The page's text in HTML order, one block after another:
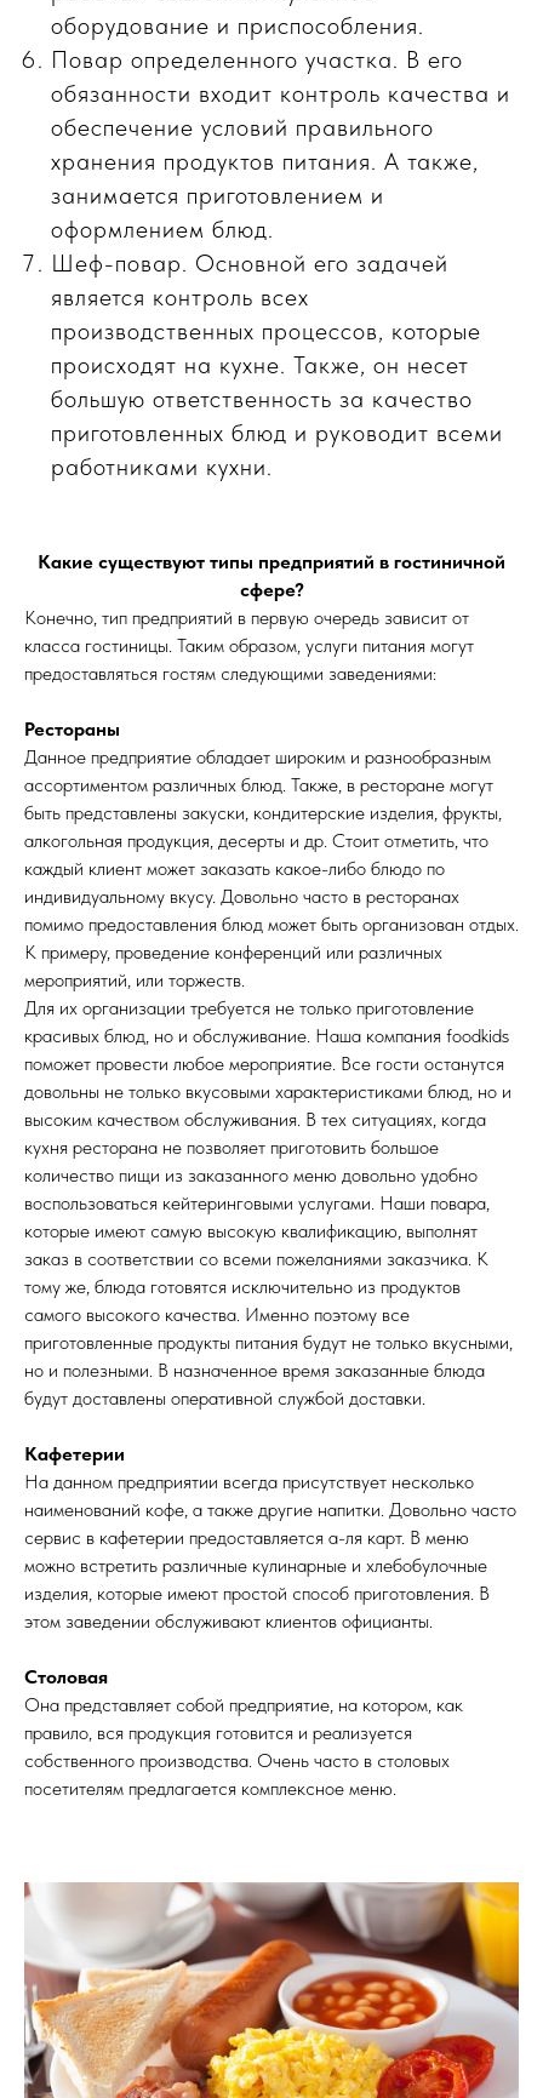
оборудование и приспособления.
Повар определенного участка. В его
обязанности входит контроль качества и
обеспечение условий правильного
хранения продуктов питания. А также,
занимается приготовлением и
оформлением блюд.
Шеф-повар. Основной его задачей
является контроль всех
производственных процессов, которые
происходят на кухне. Также, он несет
большую ответственность за качество
приготовленных блюд и руководит всеми
работниками кухни.
Какие существуют типы предприятий в гостиничной
сфере?
Конечно, тип предприятий в первую очередь зависит от
класса гостиницы. Таким образом, услуги питания могут
предоставляться гостям следующими заведениями:
Рестораны
Данное предприятие обладает широким и разнообразным
ассортиментом различных блюд. Также, в ресторане могут
быть представлены закуски, кондитерские изделия, фрукты,
алкогольная продукция, десерты и др. Стоит отметить, что
каждый клиент может заказать какое-либо блюдо по
индивидуальному вкусу. Довольно часто в ресторанах
помимо предоставления блюд может быть организован отдых.
К примеру, проведение конференций или различных
мероприятий, или торжеств.
Для их организации требуется не только приготовление
красивых блюд, но и обслуживание. Наша компания foodkids
поможет провести любое мероприятие. Все гости останутся
довольны не только вкусовыми характеристиками блюд, но и
высоким качеством обслуживания. В тех ситуациях, когда
кухня ресторана не позволяет приготовить большое
количество пищи из заказанного меню довольно удобно
воспользоваться кейтеринговыми услугами. Наши повара,
которые имеют самую высокую квалификацию, выполнят
заказ в соответствии со всеми пожеланиями заказчика. К
тому же, блюда готовятся исключительно из продуктов
самого высокого качества. Именно поэтому все
приготовленные продукты питания будут не только вкусными,
но и полезными. В назначенное время заказанные блюда
будут доставлены оперативной службой доставки.
Кафетерии
На данном предприятии всегда присутствует несколько
наименований кофе, а также другие напитки. Довольно часто
сервис в кафетерии предоставляется а-ля карт. В меню
можно встретить различные кулинарные и хлебобулочные
изделия, которые имеют простой способ приготовления. В
этом заведении обслуживают клиентов официанты.
Столовая
Она представляет собой предприятие, на котором, как
правило, вся продукция готовится и реализуется
собственного производства. Очень часто в столовых
посетителям предлагается комплексное меню.